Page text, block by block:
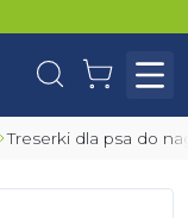
WyszukajKoszyk
Treserki dla psa do